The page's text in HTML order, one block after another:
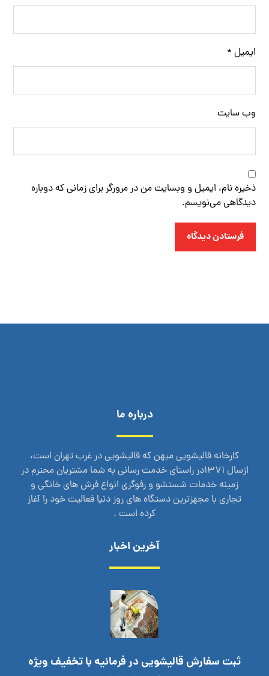
ایمیل *
وب‌ سایت
ذخیره نام، ایمیل و وبسایت من در مرورگر برای زمانی که دوباره
دیدگاهی می‌نویسم.
فرستادن دیدگاه
درباره ما
کارخانه قالیشویی میهن که قالیشویی در غرب تهران است،
ازسال 1371در راستای خدمت رسانی به شما مشتریان محترم در
زمینه خدمات شستشو و رفوگری انواع فرش های خانگی و
تجاری با مجهزترین دستگاه های روز دنیا فعالیت خود را آغاز
کرده است .
آخرین اخبار
ثبت سفارش قالیشویی در فرمانیه با تخفیف ویژه